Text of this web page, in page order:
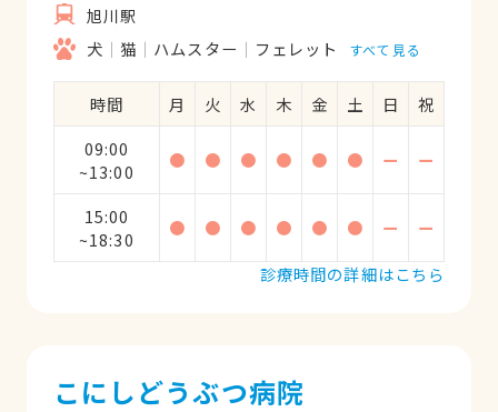
旭川駅
犬
猫 ハムスター フェレット すべて見る
時間 月 火 水 木 金 土 日
祝
09:00
~13:00
● ● ● ● ● ● ー ー
15:00
~18:30
● ● ● ● ● ● ー
ー
診療時間の詳細はこちら
こにしどうぶつ病院